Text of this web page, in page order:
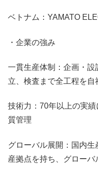
ベトナム：YAMATO
・企業の強み
一貫生産体制：企画・設
立、検査まで全工程を自
技術力：70年以上の実
質管理
グローバル展開：国内
産拠点を持ち、グロー